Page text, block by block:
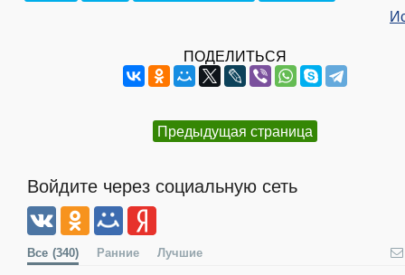
ПОДЕЛИТЬСЯ
Предыдущая страница
Войдите через социальную сеть
Все (340) Ранние Лучшие